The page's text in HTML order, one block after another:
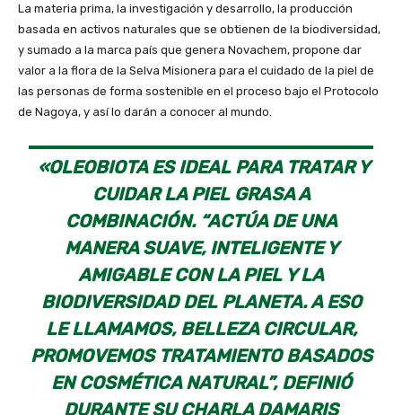
La materia prima, la investigación y desarrollo, la producción
basada en activos naturales que se obtienen de la biodiversidad,
y sumado a la marca país que genera Novachem, propone dar
valor a la flora de la Selva Misionera para el cuidado de la piel de
las personas de forma sostenible en el proceso bajo el Protocolo
de Nagoya, y así lo darán a conocer al mundo.
«OLEOBIOTA ES IDEAL PARA TRATAR Y
CUIDAR LA PIEL GRASA A
COMBINACIÓN. “ACTÚA DE UNA
MANERA SUAVE, INTELIGENTE Y
AMIGABLE CON LA PIEL Y LA
BIODIVERSIDAD DEL PLANETA. A ESO
LE LLAMAMOS, BELLEZA CIRCULAR,
PROMOVEMOS TRATAMIENTO BASADOS
EN COSMÉTICA NATURAL”, DEFINIÓ
DURANTE SU CHARLA DAMARIS